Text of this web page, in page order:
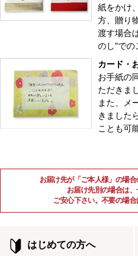
紙をかけ
方、贈り
渡す場合
のし"での
カード・
お手紙の
ただきま
また、メ
きました
ことも可
お届け先が「ご本人様」の場
お届け先別の場合は、
ご安心下さい。不要の場合
はじめての方へ